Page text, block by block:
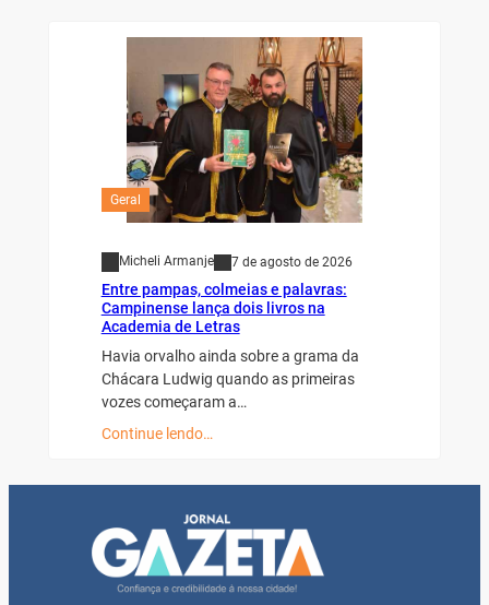
Geral
Micheli Armanje 7 de agosto de 2026
Entre pampas, colmeias e palavras:
Campinense lança dois livros na
Academia de Letras
Havia orvalho ainda sobre a grama da
Chácara Ludwig quando as primeiras
vozes começaram a…
Continue lendo…